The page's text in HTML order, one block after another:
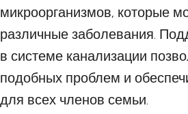
микроорганизмов, которые
различные заболевания.
в системе канализации
подобных проблем и
для всех членов семьи.